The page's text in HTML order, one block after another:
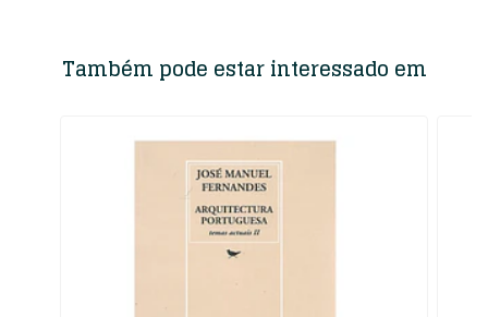
Também pode estar interessado em